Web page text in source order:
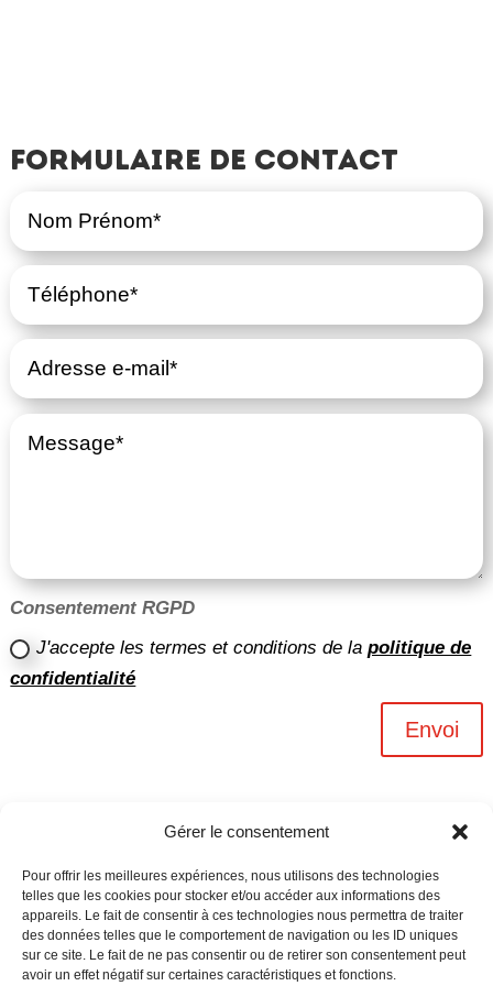
Gérer le consentement
Pour offrir les meilleures expériences, nous utilisons des technologies
telles que les cookies pour stocker et/ou accéder aux informations des
appareils. Le fait de consentir à ces technologies nous permettra de traiter
des données telles que le comportement de navigation ou les ID uniques
sur ce site. Le fait de ne pas consentir ou de retirer son consentement peut
avoir un effet négatif sur certaines caractéristiques et fonctions.
Formulaire de contact
Consentement RGPD
J'accepte les termes et conditions de lapolitique de
confidentialité
Envoi